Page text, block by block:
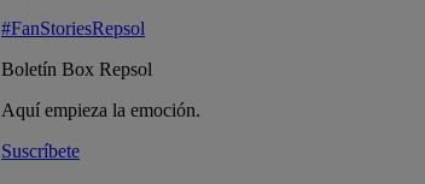
#FanStoriesRepsol
Boletín Box Repsol
Aquí empieza la emoción.
Suscríbete